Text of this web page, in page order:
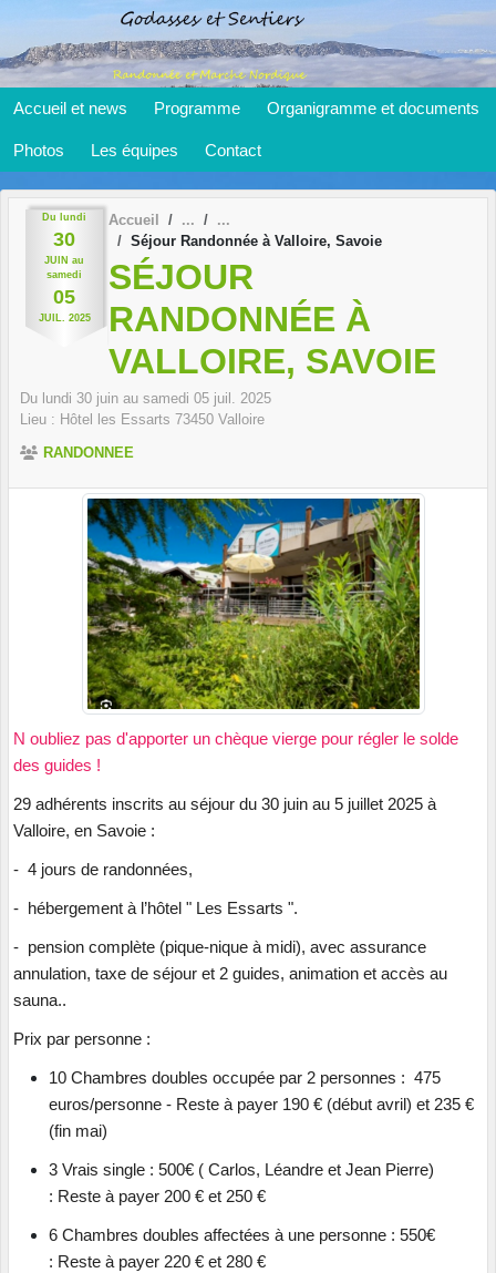
Accueil et news Programme Organigramme et documents
Photos Les équipes Contact
Du lundi
30
JUIN au
samedi
05
JUIL. 2025
Accueil
Séjour Randonnée à Valloire, Savoie
SÉJOUR
RANDONNÉE À
VALLOIRE, SAVOIE
Du lundi 30 juin au samedi 05 juil. 2025
Lieu : Hôtel les Essarts 73450 Valloire
RANDONNEE
N oubliez pas d'apporter un chèque vierge pour régler le solde
des guides !
29 adhérents inscrits au séjour du 30 juin au 5 juillet 2025 à
Valloire, en Savoie :
- 4 jours de randonnées,
- hébergement à l’hôtel " Les Essarts ".
- pension complète (pique-nique à midi), avec assurance
annulation, taxe de séjour et 2 guides, animation et accès au
sauna..
Prix par personne :
10 Chambres doubles occupée par 2 personnes : 475
euros/personne - Reste à payer 190 € (début avril) et 235 €
(fin mai)
3 Vrais single : 500€ ( Carlos, Léandre et Jean Pierre)
: Reste à payer 200 € et 250 €
6 Chambres doubles affectées à une personne : 550€
: Reste à payer 220 € et 280 €
Panneau de gestion des cookies